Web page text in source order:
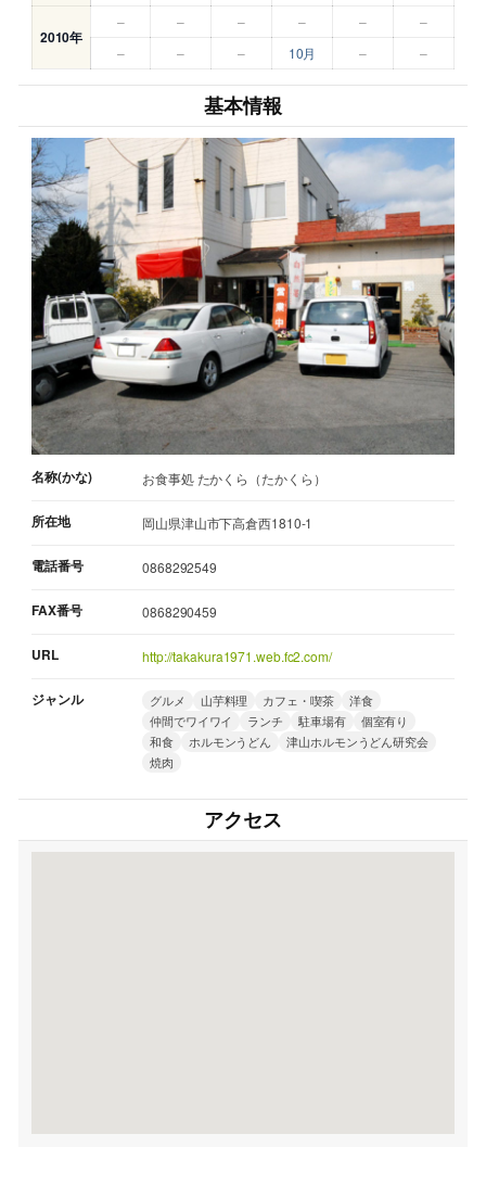
2010年
– – – – –
–
–
– – 10月 – –
基本情報
名称(かな) お食事処 たかくら（たかくら）
所在地 岡山県津山市下高倉西1810-1
電話番号 0868292549
FAX番号 0868290459
URL http://takakura1971.web.fc2.com/
ジャンル グルメ 山芋料理 カフェ・喫茶
洋食
仲間でワイワイ
ランチ 駐車場有
個室有り
和食
ホルモンうどん
津山ホルモンうどん研究会
焼肉
アクセス